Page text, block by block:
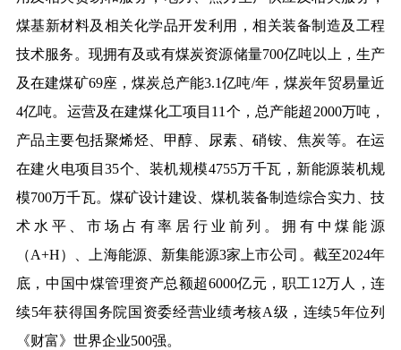
煤基新材料及相关化学品开发利用，相关装备制造及工程
技术服务。现拥有及或有煤炭资源储量700亿吨以上，生产
及在建煤矿69座，煤炭总产能3.1亿吨/年，煤炭年贸易量近
4亿吨。运营及在建煤化工项目11个，总产能超2000万吨，
产品主要包括聚烯烃、甲醇、尿素、硝铵、焦炭等。在运
在建火电项目35个、装机规模4755万千瓦，新能源装机规
模700万千瓦。煤矿设计建设、煤机装备制造综合实力、技
术水平、市场占有率居行业前列。拥有中煤能源
（A+H）、上海能源、新集能源3家上市公司。截至2024年
底，中国中煤管理资产总额超6000亿元，职工12万人，连
续5年获得国务院国资委经营业绩考核A级，连续5年位列
《财富》世界企业500强。